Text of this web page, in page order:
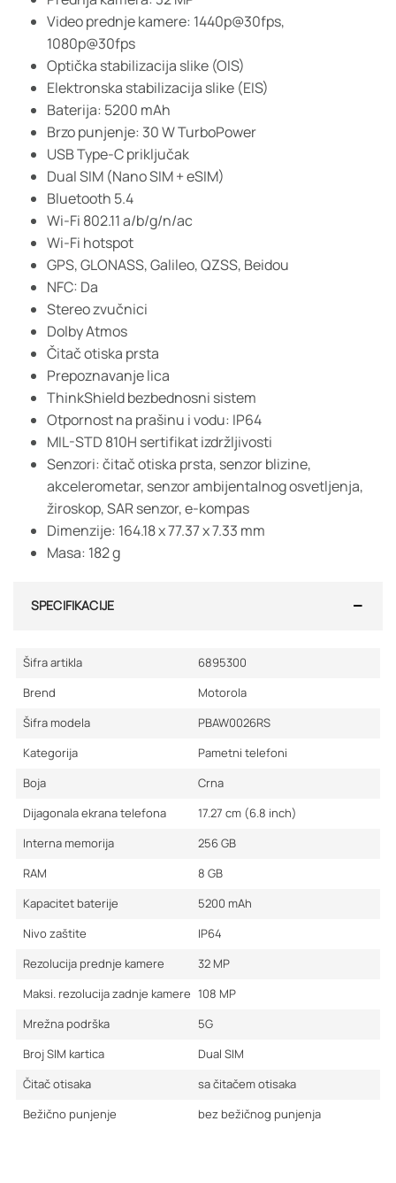
Video prednje kamere: 1440p@30fps,
1080p@30fps
Optička stabilizacija slike (OIS)
Elektronska stabilizacija slike (EIS)
Baterija: 5200 mAh
Brzo punjenje: 30 W TurboPower
USB Type-C priključak
Dual SIM (Nano SIM + eSIM)
Bluetooth 5.4
Wi-Fi 802.11 a/b/g/n/ac
Wi-Fi hotspot
GPS, GLONASS, Galileo, QZSS, Beidou
NFC: Da
Stereo zvučnici
Dolby Atmos
Čitač otiska prsta
Prepoznavanje lica
ThinkShield bezbednosni sistem
Otpornost na prašinu i vodu: IP64
MIL-STD 810H sertifikat izdržljivosti
Senzori: čitač otiska prsta, senzor blizine,
akcelerometar, senzor ambijentalnog osvetljenja,
žiroskop, SAR senzor, e-kompas
Dimenzije: 164.18 x 77.37 x 7.33 mm
Masa: 182 g
SPECIFIKACIJE
Šifra artikla
6895300
Brend
Motorola
Šifra modela
PBAW0026RS
Kategorija
Pametni telefoni
Boja
Crna
Dijagonala ekrana telefona
17.27 cm (6.8 inch)
Interna memorija
256GB
RAM
8 GB
Kapacitet baterije
5200 mAh
Nivo zaštite
IP64
Rezolucija prednje kamere
32 MP
Maksi. rezolucija zadnje kamere 108 MP
Mrežna podrška
5G
Broj SIM kartica
Dual SIM
Čitač otisaka
sa čitačem otisaka
Bežično punjenje
bez bežičnog punjenja